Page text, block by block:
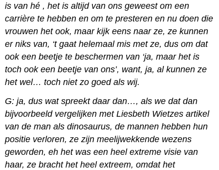
is van hé , het is altijd van ons geweest om een
carrière te hebben en om te presteren en nu doen die
vrouwen het ook, maar kijk eens naar ze, ze kunnen
er niks van, ‘t gaat helemaal mis met ze, dus om dat
ook een beetje te beschermen van ‘ja, maar het is
toch ook een beetje van ons’, want, ja, al kunnen ze
het wel… toch niet zo goed als wij.
G: ja, dus wat spreekt daar dan…, als we dat dan
bijvoorbeeld vergelijken met Liesbeth Wietzes artikel
van de man als dinosaurus, de mannen hebben hun
positie verloren, ze zijn meelijwekkende wezens
geworden, eh het was een heel extreme visie van
haar, ze bracht het heel extreem, omdat het